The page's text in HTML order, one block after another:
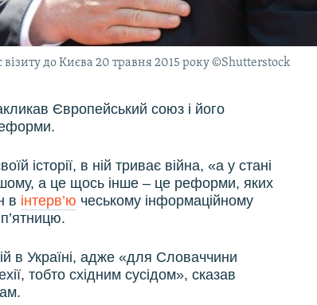
до Києва 20 травня 2015 року ©Shutterstock
Європейський союз і його
історії, в ній триває війна, «а у стані
а це щось інше – це реформи, яких
в інтерв’ю чеському інформаційному
в Україні, адже «для Словаччини
тобто східним сусідом», сказав